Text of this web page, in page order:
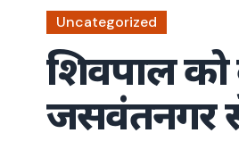
Uncategorized
शिवपाल को
जसवंतनगर